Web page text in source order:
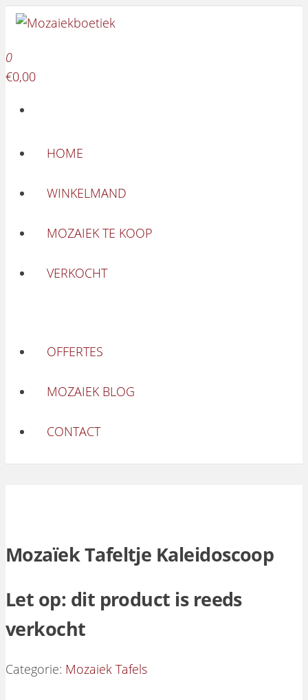
Ga naar de inhoud
0
€0,00
HOME
WINKELMAND
MOZAIEK TE KOOP
VERKOCHT
OFFERTES
MOZAIEK BLOG
CONTACT
Mozaïek Tafeltje Kaleidoscoop
Let op: dit product is reeds
verkocht
Categorie: Mozaiek Tafels